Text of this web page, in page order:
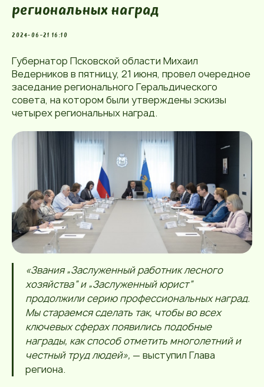
региональных наград
2024-06-21 16:10
Губернатор Псковской области Михаил
Ведерников в пятницу, 21 июня, провел очередное
заседание регионального Геральдического
совета, на котором были утверждены эскизы
четырех региональных наград.
«Звания „Заслуженный работник лесного
хозяйства“ и „Заслуженный юрист“
продолжили серию профессиональных наград.
Мы стараемся сделать так, чтобы во всех
ключевых сферах появились подобные
награды, как способ отметить многолетний и
честный труд людей», — выступил Глава
региона.